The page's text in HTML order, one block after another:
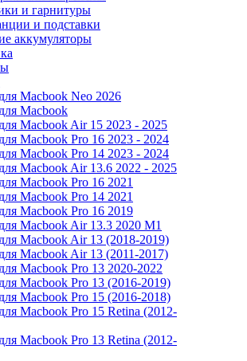
и гарнитуры
и подставки
аккумуляторы
Macbook Neo 2026
Macbook
Macbook Air 15 2023 - 2025
Macbook Pro 16 2023 - 2024
Macbook Pro 14 2023 - 2024
Macbook Air 13.6 2022 - 2025
Macbook Pro 16 2021
Macbook Pro 14 2021
Macbook Pro 16 2019
Macbook Air 13.3 2020 M1
Macbook Air 13 (2018-2019)
Macbook Air 13 (2011-2017)
Macbook Pro 13 2020-2022
Macbook Pro 13 (2016-2019)
Macbook Pro 15 (2016-2018)
Macbook Pro 15 Retina (2012-
Macbook Pro 13 Retina (2012-